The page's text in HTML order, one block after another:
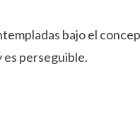
bajo el
es perseguible.